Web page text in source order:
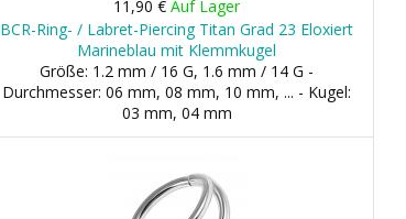
11,90 €Auf Lager
BCR-Ring- / Labret-Piercing Titan Grad 23 Eloxiert
Marineblau mit Klemmkugel
Größe: 1.2 mm / 16 G, 1.6 mm / 14 G -
Durchmesser: 06 mm, 08 mm, 10 mm, ... - Kugel:
03 mm, 04 mm